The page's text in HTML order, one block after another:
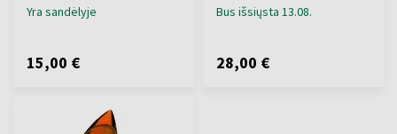
Yra sandėlyje
15,00 €
Bus išsiųsta 13.08.
28,00 €